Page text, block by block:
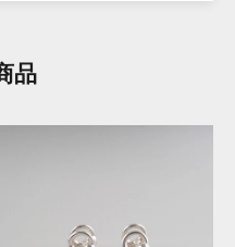
ください。
品